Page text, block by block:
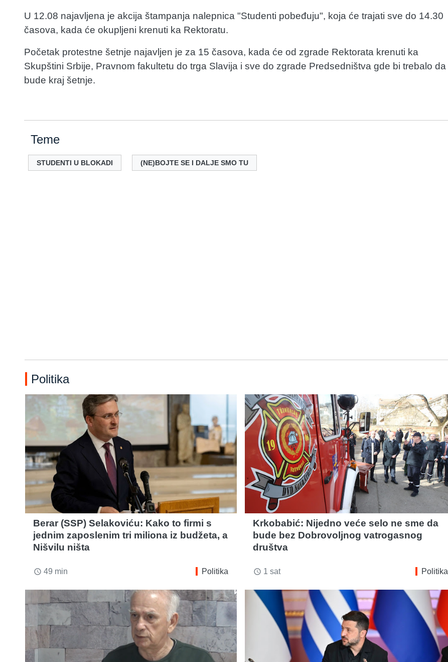
U 12.08 najavljena je akcija štampanja nalepnica "Studenti pobeđuju", koja će trajati sve do 14.30
časova, kada će okupljeni krenuti ka Rektoratu.
Početak protestne šetnje najavljen je za 15 časova, kada će od zgrade Rektorata krenuti ka
Skupštini Srbije, Pravnom fakultetu do trga Slavija i sve do zgrade Predsedništva gde bi trebalo da
bude kraj šetnje.
Teme
STUDENTI U BLOKADI (NE)BOJTE SE I DALJE SMO TU
Politika
Berar (SSP) Selakoviću: Kako to firmi s
jednim zaposlenim tri miliona iz budžeta, a
Nišvilu ništa
access_time 49 min Politika
Krkobabić: Nijedno veće selo ne sme da
bude bez Dobrovoljnog vatrogasnog
društva
access_time 1 sat Politika